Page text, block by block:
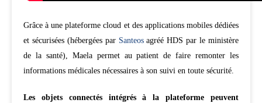
Grâce à une plateforme cloud et des applications mobiles dédiées
et sécurisées (hébergées par Santeosagréé HDS par le ministère
de la santé), Maela permet au patient de faire remonter les
informations médicales nécessaires à son suivi en toute sécurité.
Les objets connectés intégrés à la plateforme peuvent